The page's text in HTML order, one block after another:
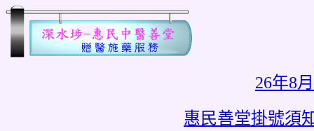
26年8
惠民善堂掛號須